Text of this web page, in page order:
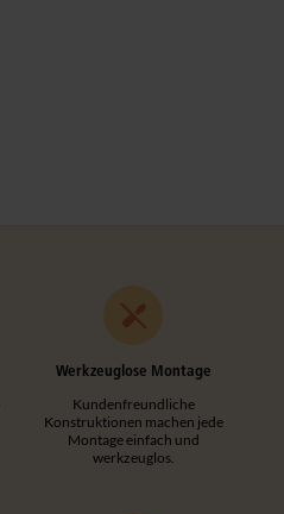
Werkzeuglose Montage
Kundenfreundliche
Konstruktionen machen jede
Montage einfach und
werkzeuglos.